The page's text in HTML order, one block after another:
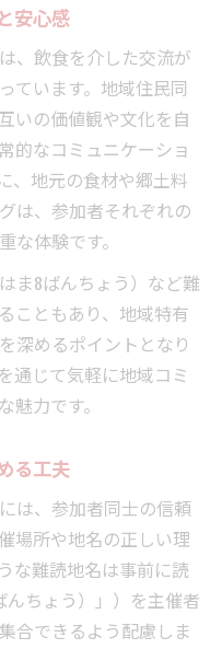
安心感
、飲食を介した交流が
ています。地域住民同
いの価値観や文化を自
的なコミュニケーショ
、地元の食材や郷土料
は、参加者それぞれの
な体験です。
ま8ばんちょう）など難
こともあり、地域特有
深めるポイントとなり
通じて気軽に地域コミ
魅力です。
る工夫
は、参加者同士の信頼
場所や地名の正しい理
な難読地名は事前に読
ちょう）」）を主催者
合できるよう配慮しま